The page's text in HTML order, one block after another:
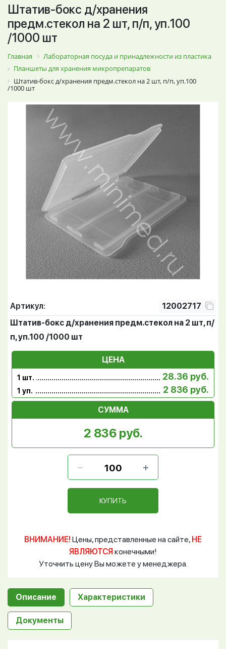
Штатив-бокс д/хранения
предм.стекол на 2 шт, п/п, уп.100
/1000 шт
Главная
Лабораторная посуда и принадлежности из пластика
Планшеты для хранения микропрепаратов
Штатив-бокс д/хранения предм.стекол на 2 шт, п/п, уп.100
/1000 шт
Артикул:
12002717
Штатив-бокс д/хранения предм.стекол на 2 шт, п/
п, уп.100 /1000 шт
ЦЕНА
1 шт. 28.36 руб.
1 уп. 2 836 руб.
СУММА
2 836 руб.
КУПИТЬ
ВНИМАНИЕ! Цены, представленные на сайте, НЕ
ЯВЛЯЮТСЯ конечными!
Уточнить цену Вы можете у менеджера.
Описание Характеристики
Документы